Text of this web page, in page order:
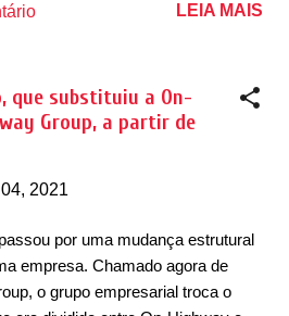
a FPT Industrial tem fábrica no
italiano fazem com que o
761cv e torque de 137,7kgfm.
os três motores elétricos de ímã
de 92,5kWh. A força dos
elétricos é enviada para as quatro
vetorização de torque. Esse
permite que o GranTurismo acelere
LEIA MAIS
que substituiu a On-
Group, a partir de
2021
por uma mudança estrutural
empresa. Chamado agora de
o grupo empresarial troca o